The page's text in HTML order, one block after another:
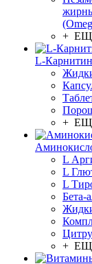
+
L-Карнитин
+
L
L
L
Бета-
+